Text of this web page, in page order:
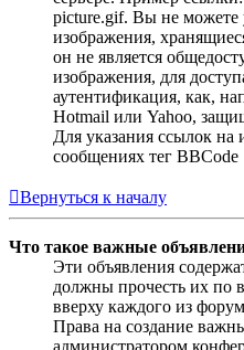
picture.gif. Вы не можете
изображения,
он не является
изображения, для
аутентификация, как,
Hotmail или Yahoo,
Для указания ссылок на
сообщениях тег BBCode
Вернуться к началу
Что такое важные
Эти объявления
должны прочесть их по
вверху каждого из
Права на создание
администратором